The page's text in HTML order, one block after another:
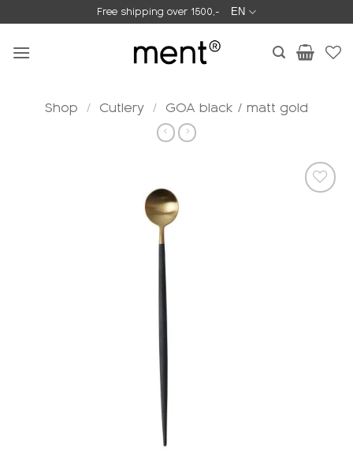
to
content
Free shipping over 1500,- EN
Shop / Cutlery / GOA black / matt gold